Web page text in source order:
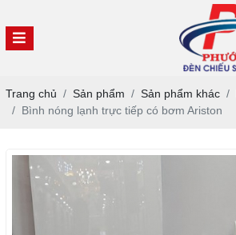
Trang chủ Sản phẩm Sản phẩm khác
Bình nóng lạnh trực tiếp có bơm Ariston